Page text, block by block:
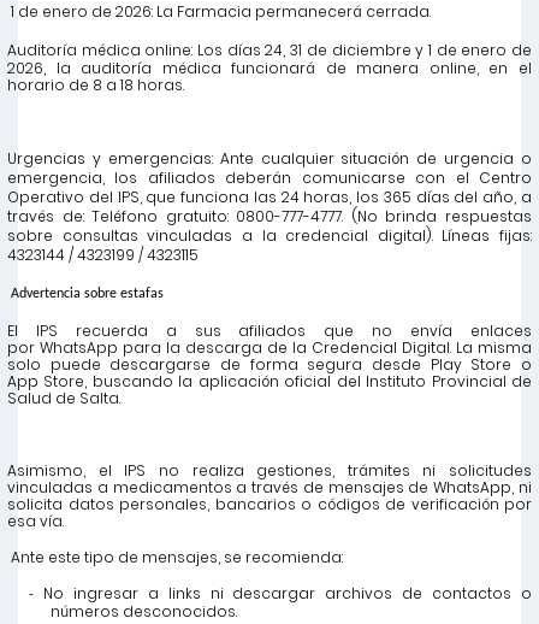
1 de enero de 2026: La Farmacia permanecerá cerrada.
Auditoría médica online: Los días 24,31 de diciembre y 1 de enero de
2026, la auditoría médica funcionará de manera online, en el
horario de 8 a 18 horas.
Urgencias y emergencias: Ante cualquier situación de urgencia o
emergencia, los afiliados deberán comunicarse con el Centro
Operativo del IPS, que funciona las 24 horas, los 365 días del año, a
través de: Teléfono gratuito: 0800-777-4777. (No brinda respuestas
sobre consultas vinculadas a la credencial digital). Líneas fijas:
4323144 / 4323199 / 4323115
Advertencia sobre estafas
El IPS recuerda a sus afiliados que no envía enlaces
por WhatsApp para la descarga de la Credencial Digital. La misma
solo puede descargarse de forma segura desde Play Store o
App Store, buscando la aplicación oficial del Instituto Provincial de
Salud de Salta.
Asimismo, el IPS no realiza gestiones, trámites ni solicitudes
vinculadas a medicamentos a través de mensajes deWhatsApp, ni
solicita datos personales, bancarios o códigos de verificación por
esa vía.
Ante este tipo de mensajes, se recomienda:
- No ingresar a links ni descargar archivos de contactos o
números desconocidos.